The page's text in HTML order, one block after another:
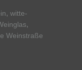
, witte-
,
Weinstraße